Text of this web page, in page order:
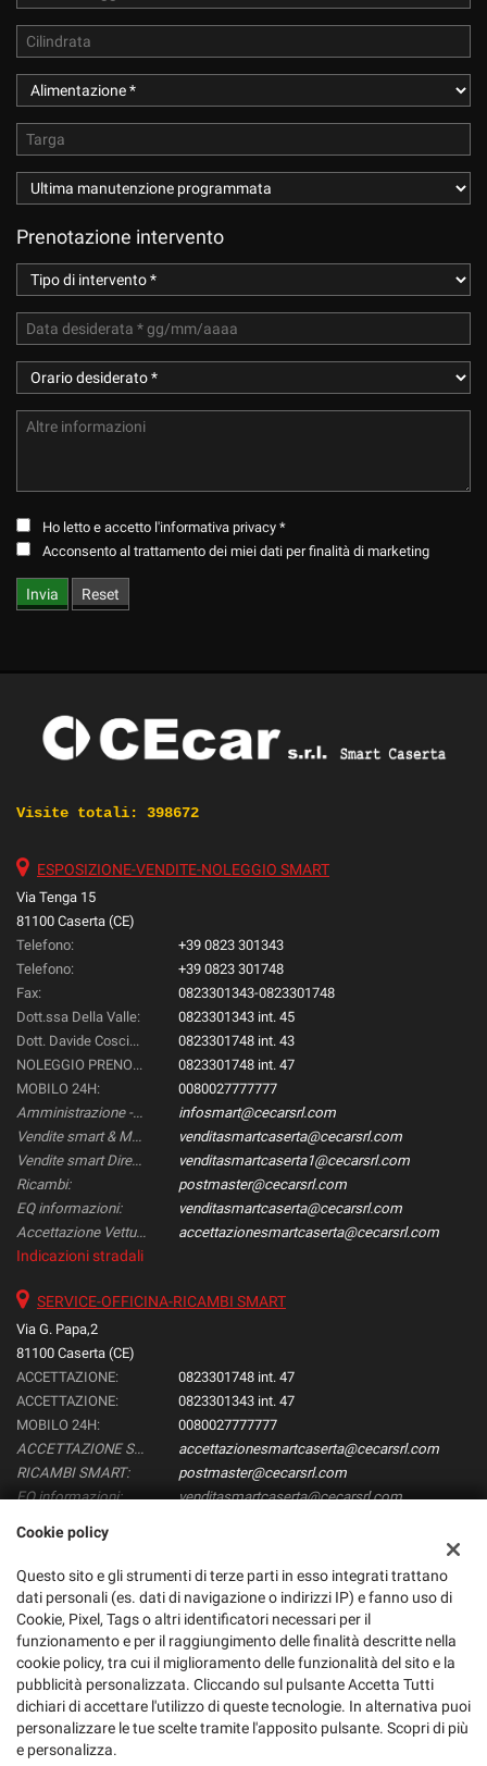
Prenotazione intervento
Ho letto e accetto l'informativa privacy *
Acconsento al trattamento dei miei dati per finalità di marketing
Visite totali: 398672
ESPOSIZIONE-VENDITE-NOLEGGIO SMART
Via Tenga 15
81100 Caserta (CE)
Telefono:
+39 0823 301343
Telefono:
+39 0823 301748
Fax:
0823301343-0823301748
Dott.ssa Della Valle:
0823301343 int. 45
Dott. Davide Coscione:
0823301748 int. 43
NOLEGGIO PRENOTAZIONI::
0823301748 int. 47
MOBILO 24H:
0080027777777
Amministrazione -Gestione & Controllo-:
infosmart@cecarsrl.com
Vendite smart & Mercedes Direzionali:
venditasmartcaserta@cecarsrl.com
Vendite smart Direzionali:
venditasmartcaserta1@cecarsrl.com
Ricambi:
postmaster@cecarsrl.com
EQ informazioni:
venditasmartcaserta@cecarsrl.com
Accettazione Vetture:
accettazionesmartcaserta@cecarsrl.com
Indicazioni stradali
SERVICE-OFFICINA-RICAMBI SMART
Via G. Papa,2
81100 Caserta (CE)
ACCETTAZIONE:
0823301748 int. 47
ACCETTAZIONE:
0823301343 int. 47
MOBILO 24H:
0080027777777
ACCETTAZIONE SMART:
accettazionesmartcaserta@cecarsrl.com
RICAMBI SMART:
postmaster@cecarsrl.com
EQ informazioni:
venditasmartcaserta@cecarsrl.com
Dati fiscali:
Smart CEcar Srl
Via Papa, 2, Caserta (CE)
C.F/P.IVA:02524330616
Registro delle imprese:CE
Cookie policy
Questo sito e gli strumenti di terze parti in esso integrati trattano
dati personali (es. dati di navigazione o indirizzi IP) e fanno uso di
Cookie, Pixel, Tags o altri identificatori necessari per il
funzionamento e per il raggiungimento delle finalità descritte nella
cookie policy, tra cui il miglioramento delle funzionalità del sito e la
pubblicità personalizzata. Cliccando sul pulsante Accetta Tutti
dichiari di accettare l'utilizzo di queste tecnologie. In alternativa puoi
personalizzare le tue scelte tramite l'apposito pulsante. Scopri di più
e personalizza.